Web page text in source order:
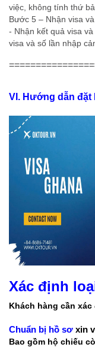
việc, không tính thứ
Bước 5 – Nhận visa
- Nhận kết quả visa
visa và số lần nhập
VI. Hướng dẫn đặt
Xác định
Khách hàng cần
Chuẩn bị hồ sơ xin
Bao gồm hộ chiếu